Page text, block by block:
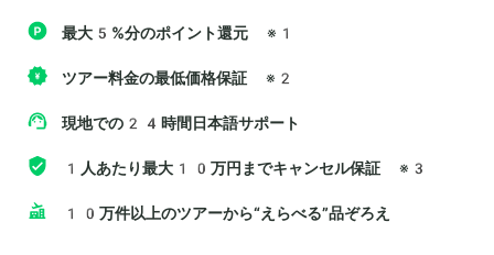
最大5%分のポイント還元 ※1
ツアー料金の最低価格保証 ※2
現地での24時間日本語サポート
1人あたり最大10万円までキャンセル保証 ※3
10万件以上のツアーから“えらべる”品ぞろえ